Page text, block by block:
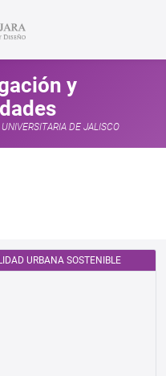
y
DE JALISCO
URBANA SOSTENIBLE